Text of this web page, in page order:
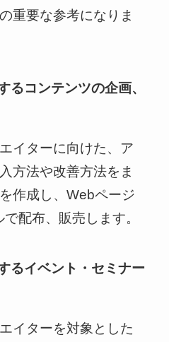
重要な参考になりま
るコンテンツの企画、
イターに向けた、ア
方法や改善方法をま
作成し、Webページ
配布、販売します。
るイベント・セミナー
イターを対象とした